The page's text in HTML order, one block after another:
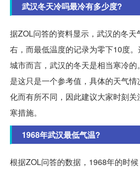
武汉冬天冷吗最冷有多少度?
据ZOL问答的资料显示，武汉的冬天
右，而最低温度的记录为零下10度
城市而言，武汉的冬天是相当寒冷
是这只是一个参考值，具体的天气
化而有所不同，因此建议大家时刻
寒措施。
1968年武汉最低气温?
根据ZOL问答的数据，1968年的时